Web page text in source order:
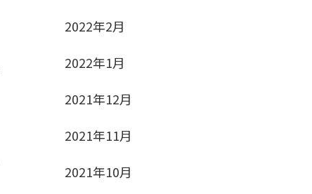
2022年2月
2022年1月
2021年12月
2021年11月
2021年10月